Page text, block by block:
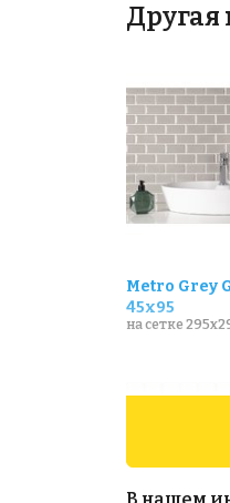
Другая
Metro Grey
45х95
на сетке